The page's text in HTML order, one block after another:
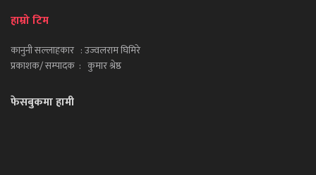
हाम्रो टिम
कानुनी सल्लाहकार : उज्वलराम घिमिरे
प्रकाशक/ सम्पादक : कुमार श्रेष्ठ
फेसबुकमा हामी